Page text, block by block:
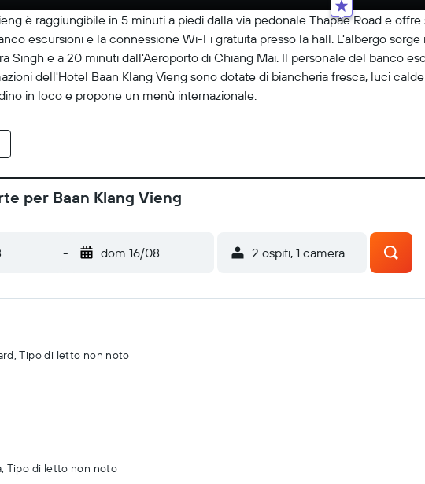
è raggiungibile in 5 minuti a piedi dalla via pedonale Thapae Road e
escursioni e la connessione Wi-Fi gratuita presso la hall. L'albergo
Singh e a 20 minuti dall'Aeroporto di Chiang Mai. Il personale del banco
dell'Hotel Baan Klang Vieng sono dotate di biancheria fresca, luci
in loco e propone un menù internazionale.
per Baan Klang Vieng
- dom 16/08 2 ospiti, 1 camera
Tipo di letto non noto
Tipo di letto non noto